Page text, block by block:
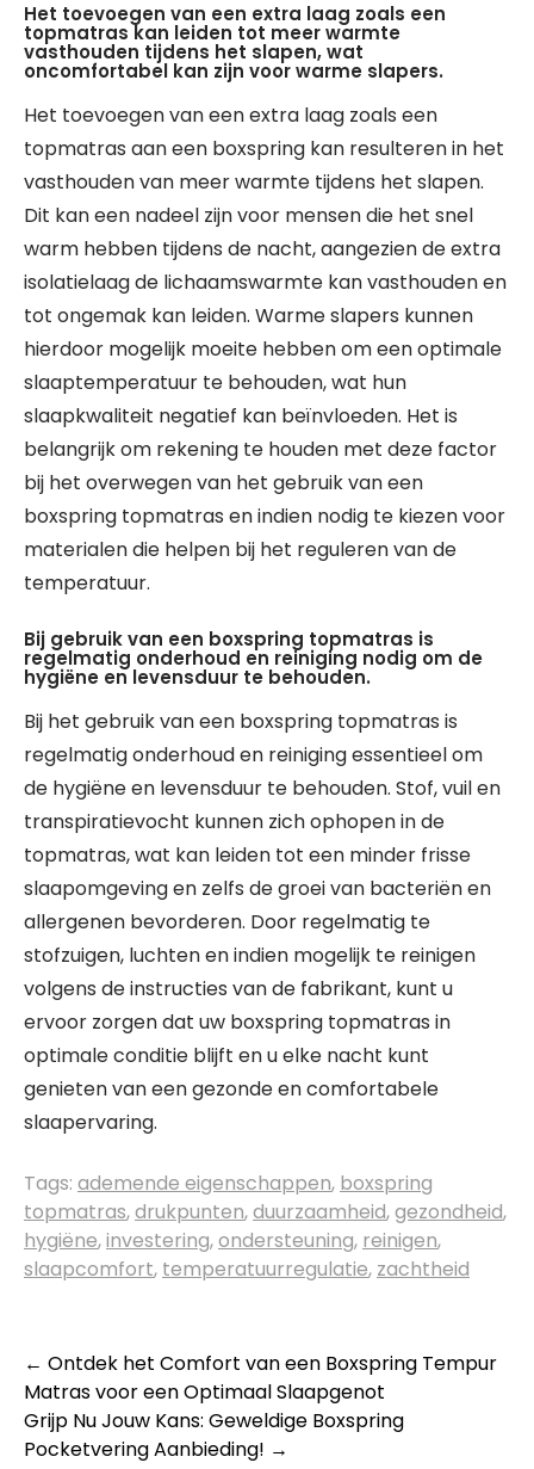
Het toevoegen van een extra laag zoals een
topmatras kan leiden tot meer warmte
vasthouden tijdens het slapen, wat
oncomfortabel kan zijn voor warme slapers.
Het toevoegen van een extra laag zoals een
topmatras aan een boxspring kan resulteren in het
vasthouden van meer warmte tijdens het slapen.
Dit kan een nadeel zijn voor mensen die het snel
warm hebben tijdens de nacht, aangezien de extra
isolatielaag de lichaamswarmte kan vasthouden en
tot ongemak kan leiden. Warme slapers kunnen
hierdoor mogelijk moeite hebben om een optimale
slaaptemperatuur te behouden, wat hun
slaapkwaliteit negatief kan beïnvloeden. Het is
belangrijk om rekening te houden met deze factor
bij het overwegen van het gebruik van een
boxspring topmatras en indien nodig te kiezen voor
materialen die helpen bij het reguleren van de
temperatuur.
Bij gebruik van een boxspring topmatras is
regelmatig onderhoud en reiniging nodig om de
hygiëne en levensduur te behouden.
Bij het gebruik van een boxspring topmatras is
regelmatig onderhoud en reiniging essentieel om
de hygiëne en levensduur te behouden. Stof, vuil en
transpiratievocht kunnen zich ophopen in de
topmatras, wat kan leiden tot een minder frisse
slaapomgeving en zelfs de groei van bacteriën en
allergenen bevorderen. Door regelmatig te
stofzuigen, luchten en indien mogelijk te reinigen
volgens de instructies van de fabrikant, kunt u
ervoor zorgen dat uw boxspring topmatras in
optimale conditie blijft en u elke nacht kunt
genieten van een gezonde en comfortabele
slaapervaring.
Tags: ademende eigenschappen, boxspring
topmatras,drukpunten,duurzaamheid,gezondheid,
hygiëne,investering,ondersteuning, reinigen,
slaapcomfort, temperatuurregulatie, zachtheid
Berichtnavigatie
← Ontdek het Comfort van een Boxspring Tempur
Matras voor een Optimaal Slaapgenot
Grijp Nu Jouw Kans: Geweldige Boxspring
Pocketvering Aanbieding! →